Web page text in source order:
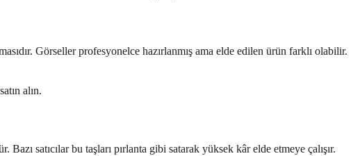
Görseller profesyonelce hazırlanmış ama elde edilen ürün farklı olabilir.
alın.
satıcılar bu taşları pırlanta gibi satarak yüksek kâr elde etmeye çalışır.